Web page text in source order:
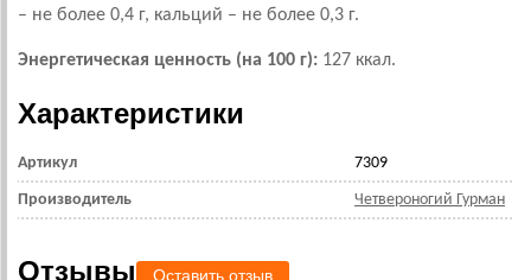
– не более 0,4 г, кальций – не более 0,3 г.
Энергетическая ценность (на 100 г): 127 ккал.
Характеристики
Артикул 7309
Производитель Четвероногий Гурман
Отзывы Оставить отзыв